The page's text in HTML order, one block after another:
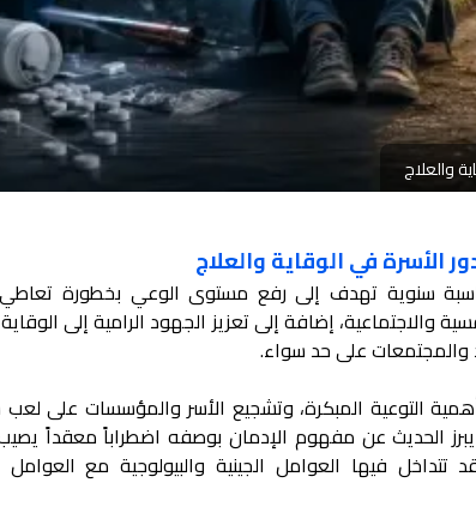
والعلاج
الأسرة في الوقاية والعلاج
سنوية تهدف إلى رفع مستوى الوعي بخطورة تعاطي
والاجتماعية، إضافة إلى تعزيز الجهود الرامية إلى
والمجتمعات على حد سواء.
التوعية المبكرة، وتشجيع الأسر والمؤسسات على لعب
الحديث عن مفهوم الإدمان بوصفه اضطراباً معقداً
فيها العوامل الجينية والبيولوجية مع العوامل